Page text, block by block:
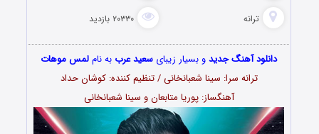
ترانه ۲۰۳۳۰ بازدید
دانلود آهنگ جدیدو بسیار زیبای سعید عرب به ناملمس موهات
ترانه سرا: سینا شعبانخانی / تنظیم کننده: کوشان حداد
آهنگساز: پوریا متابعان و سینا شعبانخانی